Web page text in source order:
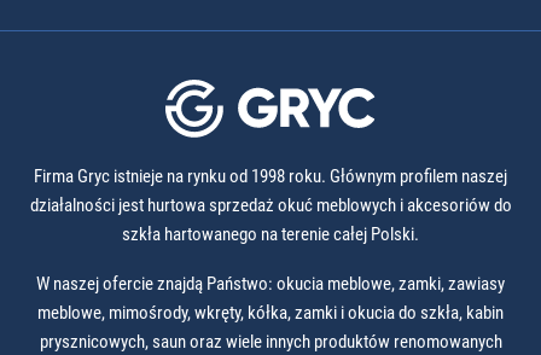
Firma Gryc istnieje na rynku od 1998 roku. Głównym profilem naszej
działalności jest hurtowa sprzedaż okuć meblowych i akcesoriów do
szkła hartowanego na terenie całej Polski.
W naszej ofercie znajdą Państwo: okucia meblowe, zamki, zawiasy
meblowe, mimośrody, wkręty, kółka, zamki i okucia do szkła, kabin
prysznicowych, saun oraz wiele innych produktów renomowanych